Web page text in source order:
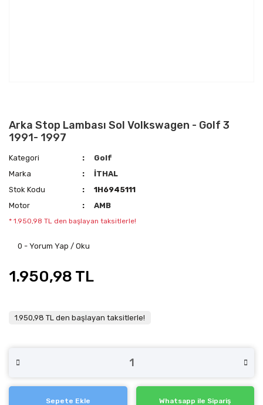
Arka Stop Lambası Sol Volkswagen - Golf 3
1991- 1997
Kategori
Golf
Marka
İTHAL
Stok Kodu
1H6945111
Motor
AMB
* 1.950,98 TL den başlayan taksitlerle!
0 - Yorum Yap / Oku
1.950,98 TL
1.950,98 TL den başlayan taksitlerle!
Sepete Ekle Whatsapp ile Sipariş